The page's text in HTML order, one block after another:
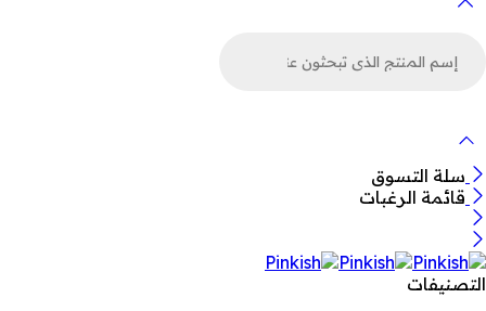
سلة التسوق
قائمة الرغبات
التصنيفات